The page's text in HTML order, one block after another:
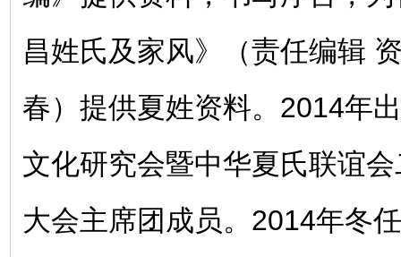
昌姓氏及家风》（责任编辑
春）提供夏姓资料。2014年
文化研究会暨中华夏氏联谊
大会主席团成员。2014年冬